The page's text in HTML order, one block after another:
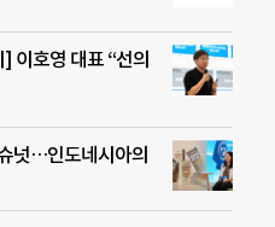
이호영 대표 “선의
넛…인도네시아의